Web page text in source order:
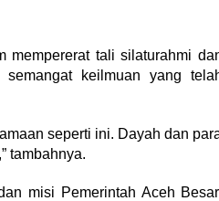
mempererat tali silaturahmi
semangat keilmuan yang
seperti ini. Dayah dan
tambahnya.
misi Pemerintah Aceh